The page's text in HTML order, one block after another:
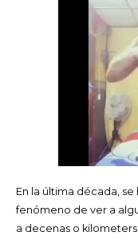
En la última década,
fenómeno de ver a
a decenas o